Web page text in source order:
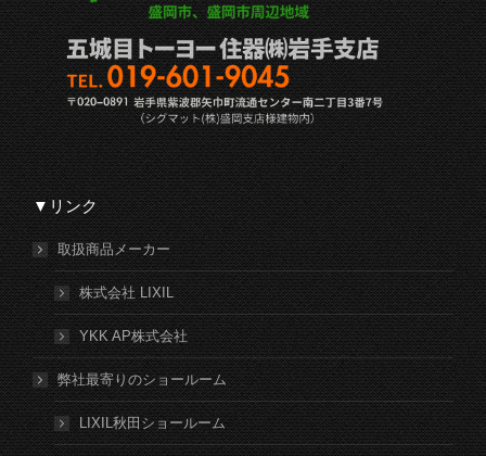
▼リンク
取扱商品メーカー
株式会社 LIXIL
YKK AP株式会社
弊社最寄りのショールーム
LIXIL秋田ショールーム